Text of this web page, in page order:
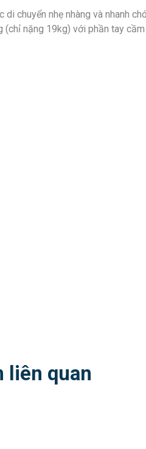
nhẹ nhàng và nhanh
nặng 19kg) với phần tay
liên quan